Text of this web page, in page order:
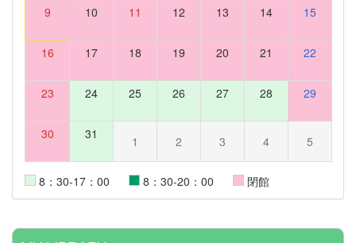
9 10 11 12 13 14 15
16 17 18 19 20 21 22
23 24 25 26 27 28 29
30 31 1 2 3 4 5
8：30-17：00 8：30-20：00 閉館